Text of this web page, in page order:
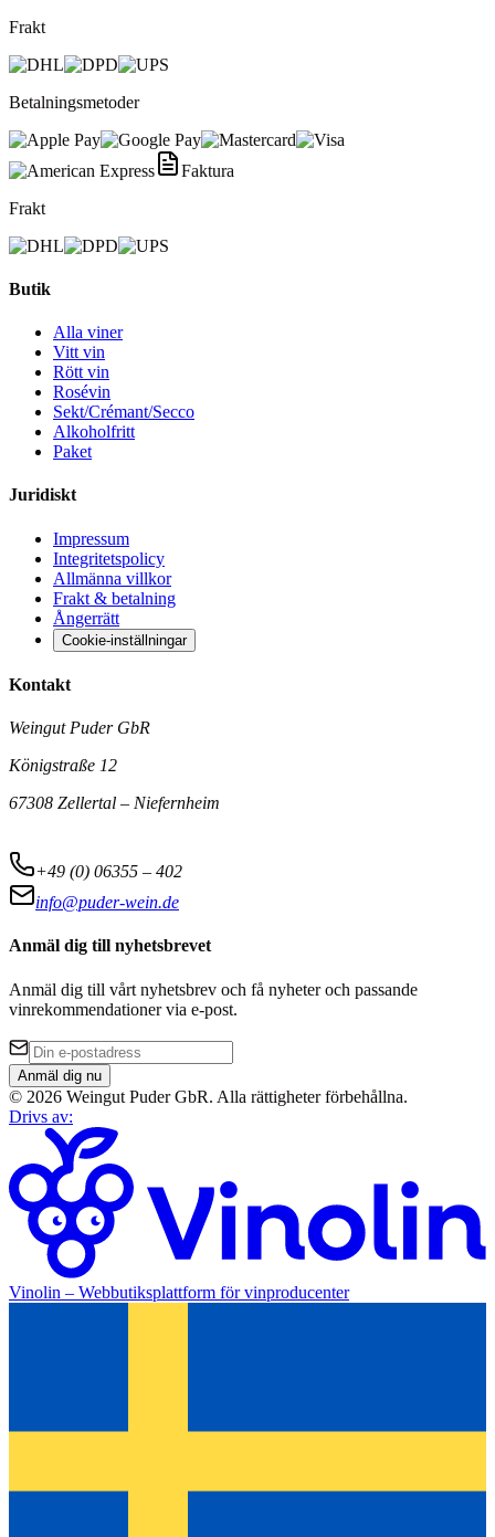
Frakt
Betalningsmetoder
Faktura
Frakt
Butik
Alla viner
Vitt vin
Rött vin
Rosévin
Sekt/Crémant/Secco
Alkoholfritt
Paket
Juridiskt
Impressum
Integritetspolicy
Allmänna villkor
Frakt & betalning
Ångerrätt
Cookie-inställningar
Kontakt
Weingut Puder GbR
Königstraße 12
67308 Zellertal – Niefernheim
+49 (0) 06355 – 402
info@puder-wein.de
Anmäl dig till nyhetsbrevet
Anmäl dig till vårt nyhetsbrev och få nyheter och passande
vinrekommendationer via e-post.
Anmäl dig nu
© 2026 Weingut Puder GbR. Alla rättigheter förbehållna.
Drivs av:
Vinolin – Webbutiksplattform för vinproducenter